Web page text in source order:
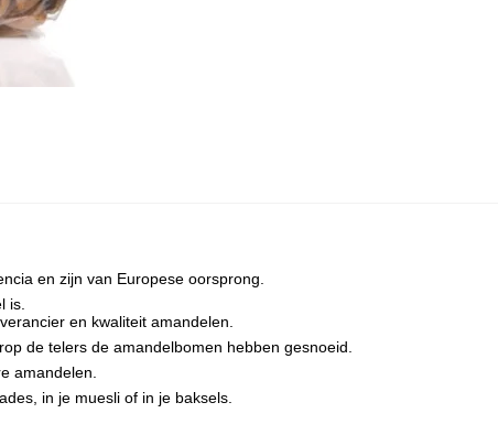
en zijn van Europese oorsprong.
is.
en kwaliteit amandelen.
de telers de amandelbomen hebben gesnoeid.
amandelen.
in je muesli of in je baksels.